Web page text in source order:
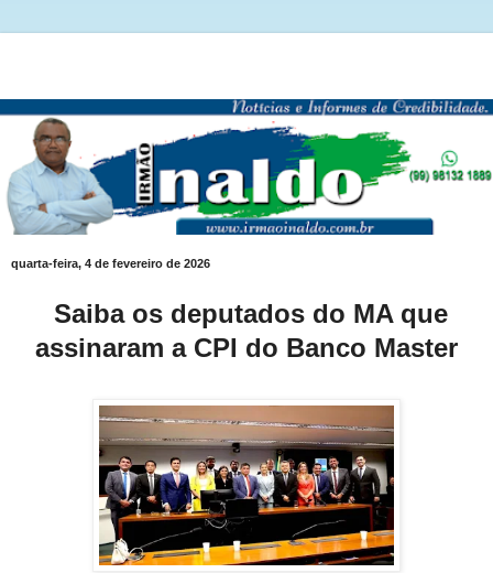
quarta-feira, 4 de fevereiro de 2026
Saiba os deputados do MA que
assinaram a CPI do Banco Master